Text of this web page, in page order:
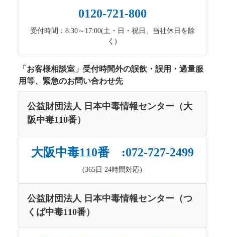
0120-721-800
受付時間：8:30～17:00(土・日・祝日、当社休日を除
く)
「お客様相談室」受付時間外の誤飲・誤用・過量服
用等、緊急のお問い合わせ先
公益財団法人 日本中毒情報センター（大
阪中毒110番）
大阪中毒110番 :072-727-2499
(365日 24時間対応)
公益財団法人 日本中毒情報センター（つ
くば中毒110番）